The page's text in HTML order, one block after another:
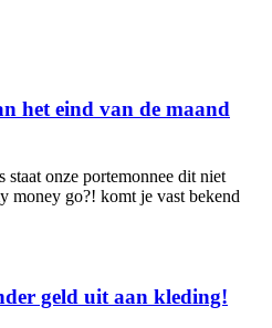
het eind van de maand
onze portemonnee dit niet
money go?! komt je vast bekend
geld uit aan kleding!